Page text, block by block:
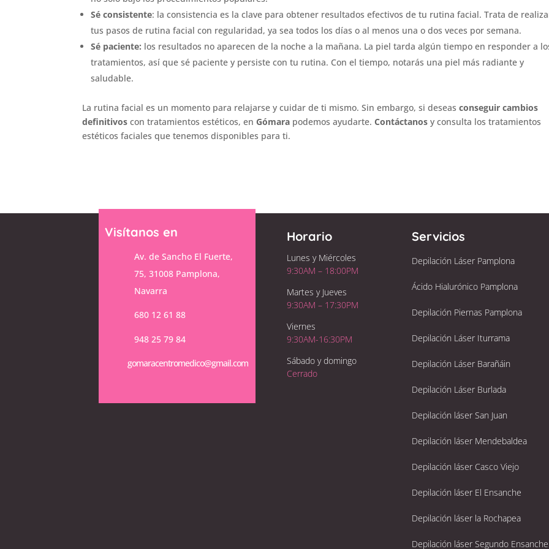
Sé consistente: la consistencia es la clave para obtener resultados efectivos de tu rutina facial. Trata de
tus pasos de rutina facial con regularidad, ya sea todos los días o al menos una o dos veces por semana.
Sé paciente: los resultados no aparecen de la noche a la mañana. La piel tarda algún tiempo en responder a
tratamientos, así que sé paciente y persiste con tu rutina. Con el tiempo, notarás una piel más radiante y
saludable.
La rutina facial es un momento para relajarse y cuidar de ti mismo. Sin embargo, si deseasconseguir cambios
definitivos con tratamientos estéticos, en Gómara podemos ayudarte.Contáctanos y consulta los tratamientos
estéticos faciales que tenemos disponibles para ti.
Visítanos en
Av. de Sancho El Fuerte,
75, 31008 Pamplona,
Navarra
680 12 61 88
948 25 79 84
gomaracentromedico@gmail.com
Horario
Lunes y Miércoles
9:30AM – 18:00PM
Martes y Jueves
9:30AM – 17:30PM
Viernes
9:30AM-16:30PM
Sábado y domingo
Cerrado
Servicios
Depilación Láser Pamplona
Ácido Hialurónico Pamplona
Depilación Piernas Pamplona
Depilación Láser Iturrama
Depilación Láser Barañáin
Depilación Láser Burlada
Depilación láser San Juan
Depilación láser Mendebaldea
Depilación láser Casco Viejo
Depilación láser El Ensanche
Depilación láser la Rochapea
Depilación láser Segundo Ensanche